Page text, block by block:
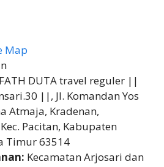
Map
DUTA travel reguler ||
||, Jl. Komandan Yos
Atmaja, Kradenan,
Pacitan, Kabupaten
Timur 63514
Kecamatan Arjosari dan